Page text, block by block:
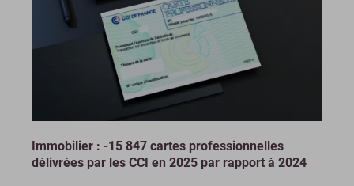
Immobilier : -15 847 cartes professionnelles
délivrées par les CCI en 2025 par rapport à 2024